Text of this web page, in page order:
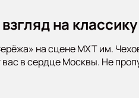
на
на сцене МХТ им.
в сердце Москвы. Не